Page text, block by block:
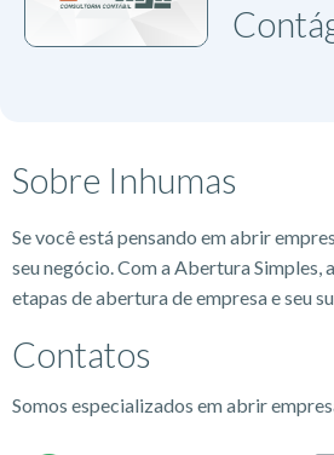
Sobre Inhumas
Se você está pensando em abrir
seu negócio. Com a Abertura Simples,
etapas de abertura de empresa e seu
Contatos
Somos especializados em abrir